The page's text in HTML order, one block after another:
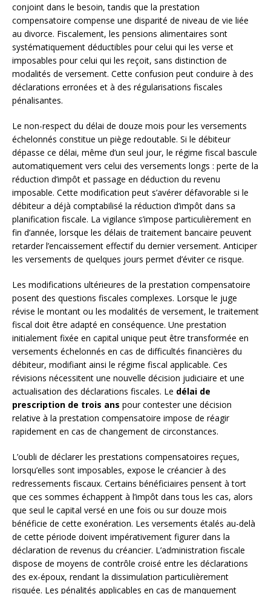
conjoint dans le besoin, tandis que la prestation
compensatoire compense une disparité de niveau de vie liée
au divorce. Fiscalement, les pensions alimentaires sont
systématiquement déductibles pour celui qui les verse et
imposables pour celui qui les reçoit, sans distinction de
modalités de versement. Cette confusion peut conduire à des
déclarations erronées et à des régularisations fiscales
pénalisantes.
Le non-respect du délai de douze mois pour les versements
échelonnés constitue un piège redoutable. Si le débiteur
dépasse ce délai, même d’un seul jour, le régime fiscal bascule
automatiquement vers celui des versements longs : perte de la
réduction d’impôt et passage en déduction du revenu
imposable. Cette modification peut s’avérer défavorable si le
débiteur a déjà comptabilisé la réduction d’impôt dans sa
planification fiscale. La vigilance s’impose particulièrement en
fin d’année, lorsque les délais de traitement bancaire peuvent
retarder l’encaissement effectif du dernier versement. Anticiper
les versements de quelques jours permet d’éviter ce risque.
Les modifications ultérieures de la prestation compensatoire
posent des questions fiscales complexes. Lorsque le juge
révise le montant ou les modalités de versement, le traitement
fiscal doit être adapté en conséquence. Une prestation
initialement fixée en capital unique peut être transformée en
versements échelonnés en cas de difficultés financières du
débiteur, modifiant ainsi le régime fiscal applicable. Ces
révisions nécessitent une nouvelle décision judiciaire et une
actualisation des déclarations fiscales. Le délai de
prescription de trois ans pour contester une décision
relative à la prestation compensatoire impose de réagir
rapidement en cas de changement de circonstances.
L’oubli de déclarer les prestations compensatoires reçues,
lorsqu’elles sont imposables, expose le créancier à des
redressements fiscaux. Certains bénéficiaires pensent à tort
que ces sommes échappent à l’impôt dans tous les cas, alors
que seul le capital versé en une fois ou sur douze mois
bénéficie de cette exonération. Les versements étalés au-delà
de cette période doivent impérativement figurer dans la
déclaration de revenus du créancier. L’administration fiscale
dispose de moyens de contrôle croisé entre les déclarations
des ex-époux, rendant la dissimulation particulièrement
risquée. Les pénalités applicables en cas de manquement